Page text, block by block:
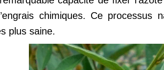
chimiques. Ce
plus saine.